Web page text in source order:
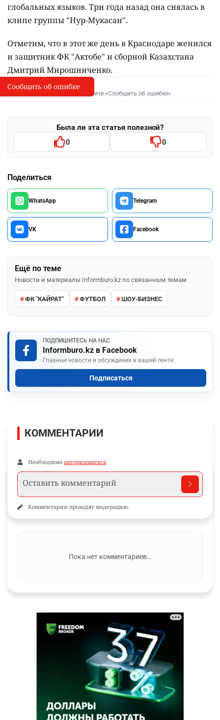
глобальных языков. Три года назад она снялась в
клипе группы "Нур-Мукасан".
Отметим, что в этот же день в Краснодаре женился
и защитник ФК "Актобе" и сборной Казахстана
Дмитрий Мирошниченко.
I
Сообщить об опечатке
Выделите фрагмент и нажмите «Сообщить об ошибке»
Была ли эта статья полезной?
0 0
Поделиться
WhatsApp Telegram
VK Facebook
Ещё по теме
Новости и материалы Informburo.kz по связанным темам
ФК "КАЙРАТ" ФУТБОЛ ШОУ-БИЗНЕС
ПОДПИШИТЕСЬ НА НАС
Informburo.kz в Facebook
Главные новости и обсуждения в вашей ленте.
Подписаться
Сообщить об ошибке
КОММЕНТАРИИ
Необходимо авторизоваться
Комментарии проходят модерацию.
Пока нет комментариев…